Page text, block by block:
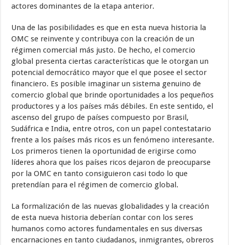
actores dominantes de la etapa anterior.
Una de las posibilidades es que en esta nueva historia la
OMC se reinvente y contribuya con la creación de un
régimen comercial más justo. De hecho, el comercio
global presenta ciertas características que le otorgan un
po­tencial democrático mayor que el que posee el sector
financiero. Es posi­ble imaginar un sistema genuino de
comercio global que brinde oportu­nidades a los pequeños
productores y a los países más débiles. En este sentido, el
ascenso del grupo de países compuesto por Brasil,
Sudáfrica e India, entre otros, con un papel contestatario
frente a los países más ricos es un fenómeno interesante.
Los primeros tienen la oportunidad de erigirse como
líderes ahora que los países ricos dejaron de preocuparse
por la OMC en tanto consiguieron casi todo lo que
pretendían para el régimen de comercio global.
La formalización de las nuevas globalidades y la creación
de esta nueva historia deberían contar con los seres
humanos como actores fundamen­tales en sus diversas
encarnaciones en tanto ciudadanos, inmigrantes, obreros